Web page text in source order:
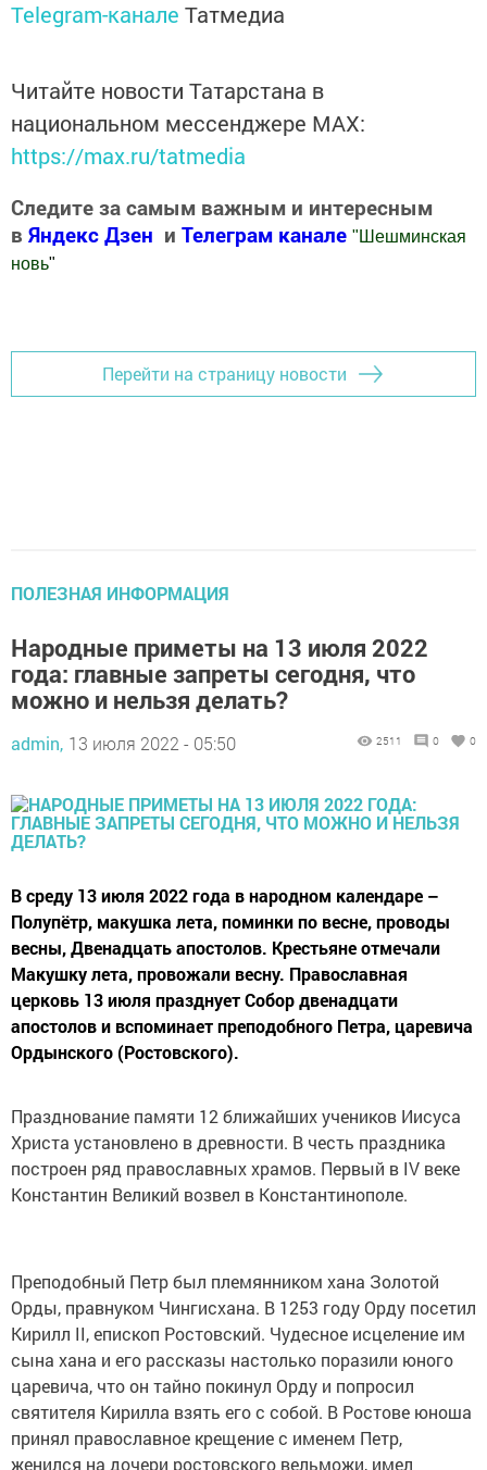
Telegram-канале Татмедиа
Читайте новости Татарстана в
национальном мессенджере MАХ:
https://max.ru/tatmedia
Следите за самым важным и интересным
в Яндекс Дзен и Телеграм канале " Шешминская
новь"
Перейти на страницу новости
ПОЛЕЗНАЯ ИНФОРМАЦИЯ
Народные приметы на 13 июля 2022
года: главные запреты сегодня, что
можно и нельзя делать?
admin, 13 июля 2022 - 05:50 2511 0 0
В среду 13 июля 2022 года в народном календаре –
Полупётр, макушка лета, поминки по весне, проводы
весны, Двенадцать апостолов. Крестьяне отмечали
Макушку лета, провожали весну. Православная
церковь 13 июля празднует Собор двенадцати
апостолов и вспоминает преподобного Петра, царевича
Ордынского (Ростовского).
Празднование памяти 12 ближайших учеников Иисуса
Христа установлено в древности. В честь праздника
построен ряд православных храмов. Первый в IV веке
Константин Великий возвел в Константинополе.
Преподобный Петр был племянником хана Золотой
Орды, правнуком Чингисхана. В 1253 году Орду посетил
Кирилл II, епископ Ростовский. Чудесное исцеление им
сына хана и его рассказы настолько поразили юного
царевича, что он тайно покинул Орду и попросил
святителя Кирилла взять его с собой. В Ростове юноша
принял православное крещение с именем Петр,
женился на дочери ростовского вельможи, имел